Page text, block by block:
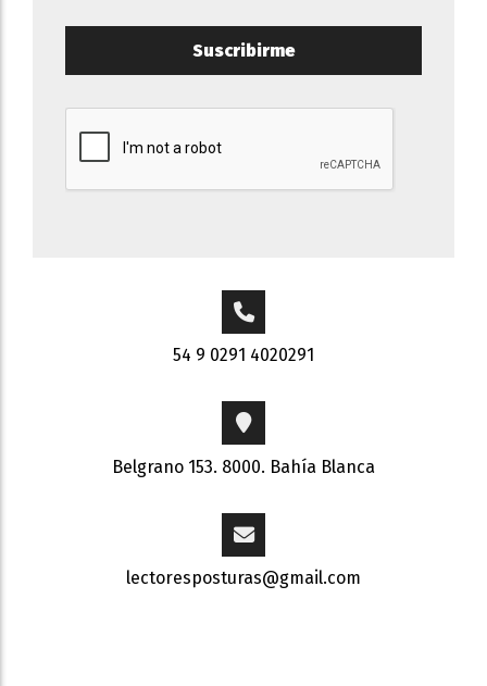
Suscribirme
54 9 0291 4020291
Belgrano 153. 8000. Bahía Blanca
lectoresposturas@gmail.com